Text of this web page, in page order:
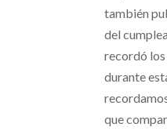
también
del
recordó
durante
que